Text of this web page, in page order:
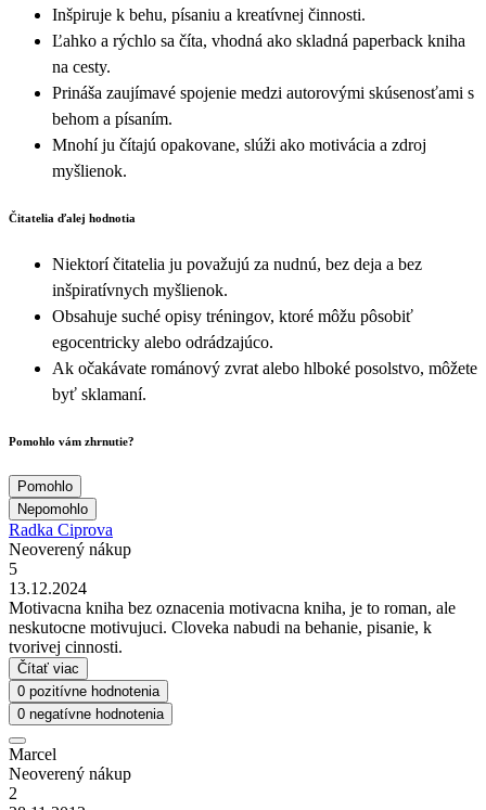
Inšpiruje k behu, písaniu a kreatívnej činnosti.
Ľahko a rýchlo sa číta, vhodná ako skladná paperback kniha
na cesty.
Prináša zaujímavé spojenie medzi autorovými skúsenosťami s
behom a písaním.
Mnohí ju čítajú opakovane, slúži ako motivácia a zdroj
myšlienok.
Čitatelia ďalej hodnotia
Niektorí čitatelia ju považujú za nudnú, bez deja a bez
inšpiratívnych myšlienok.
Obsahuje suché opisy tréningov, ktoré môžu pôsobiť
egocentricky alebo odrádzajúco.
Ak očakávate románový zvrat alebo hlboké posolstvo, môžete
byť sklamaní.
Pomohlo vám zhrnutie?
Pomohlo
Nepomohlo
Radka Ciprova
Neoverený nákup
5
13.12.2024
Motivacna kniha bez oznacenia motivacna kniha, je to roman, ale
neskutocne motivujuci. Cloveka nabudi na behanie, pisanie, k
tvorivej cinnosti.
Čítať viac
0 pozitívne hodnotenia
0 negatívne hodnotenia
Marcel
Neoverený nákup
2